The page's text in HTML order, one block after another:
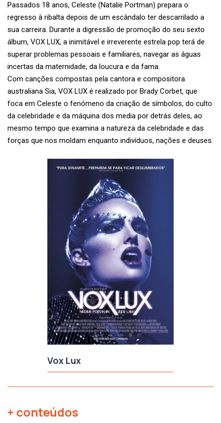
Vox Lux
Passados 18 anos, Celeste (Natalie Portman) prepara o
regresso à ribalta depois de um escândalo ter descarrilado a
sua carreira. Durante a digressão de promoção do seu sexto
álbum, VOX LUX, a inimitável e irreverente estrela pop terá de
superar problemas pessoais e familiares, navegar as águas
incertas da maternidade, da loucura e da fama.
Com canções compostas pela cantora e compositora
australiana Sia, VOX LUX é realizado por Brady Corbet, que
foca em Celeste o fenómeno da criação de símbolos, do culto
da celebridade e da máquina dos media por detrás deles, ao
mesmo tempo que examina a natureza da celebridade e das
forças que nos moldam enquanto indivíduos, nações e deuses.
+ conteúdos